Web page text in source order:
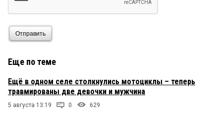
Отправить
Еще по теме
Ещё в одном селе столкнулись мотоциклы – теперь
травмированы две девочки и мужчина
5 августа 13:19 0 629